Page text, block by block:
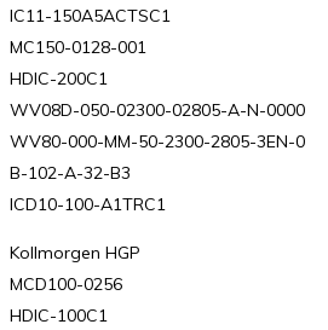
IC11-150A5ACTSC1
MC150-0128-001
HDIC-200C1
WV08D-050-02300-02805-A-N-0000
WV80-000-MM-50-2300-2805-3EN-0
B-102-A-32-B3
ICD10-100-A1TRC1
Kollmorgen HGP
MCD100-0256
HDIC-100C1